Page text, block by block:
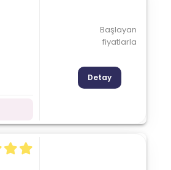
Başlayan
fiyatlarla
Detay